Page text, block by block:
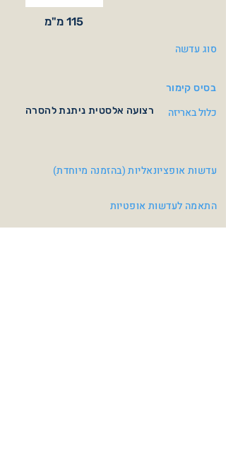
115 מ"מ
סוג עדשה
בסיס קימור
רצועה אלסטית ניתנת להסרה
כלול באריזה
עדשות אופציונאליות (בהזמנה מיוחדת)
התאמה לעדשות אופטיות